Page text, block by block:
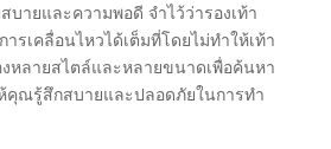
บายและความพอดี จําไว้ว่ารองเท้า
รเคลื่อนไหวได้เต็มที่โดยไม่ทําให้เท้า
หลายสไตล์และหลายขนาดเพื่อค้นหา
คุณรู้สึกสบายและปลอดภัยในการทํา